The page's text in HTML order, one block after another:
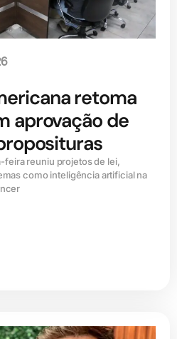
retoma
aprovação de
feira reuniu projetos de lei,
como inteligência artificial na